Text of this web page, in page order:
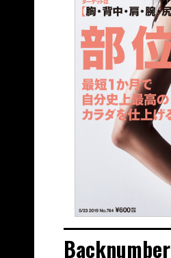
Backnumber